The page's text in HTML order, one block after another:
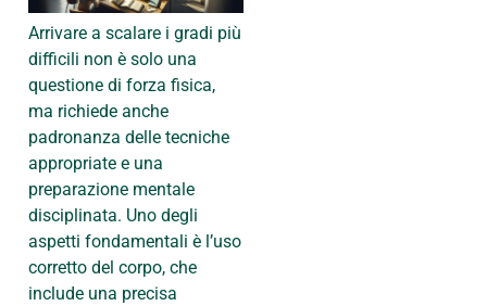
Arrivare a scalare i gradi più
difficili non è solo una
questione di forza fisica,
ma richiede anche
padronanza delle tecniche
appropriate e una
preparazione mentale
disciplinata. Uno degli
aspetti fondamentali è l’uso
corretto del corpo, che
include una precisa